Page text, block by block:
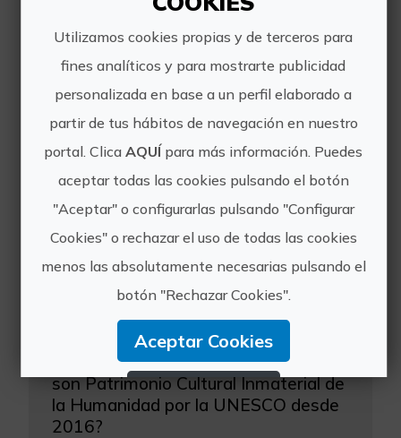
Otras experiencias
de Valencia&Go
¿Sabías que las Fallas de Valencia
son Patrimonio Cultural Inmaterial de
la Humanidad por la UNESCO desde
2016?
Utilizamos cookies propias y de terceros para
fines analíticos y para mostrarte publicidad
personalizada en base a un perfil elaborado a
partir de tus hábitos de navegación en nuestro
portal. ClicaAQUÍpara más información. Puedes
aceptar todas las cookies pulsando el botón
"Aceptar" o configurarlas pulsando "Configurar
Cookies" o rechazar el uso de todas las cookies
menos las absolutamente necesarias pulsando el
botón "Rechazar Cookies".
Aceptar Cookies
Rechazar Cookies